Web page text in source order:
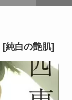
[純白の艶肌]